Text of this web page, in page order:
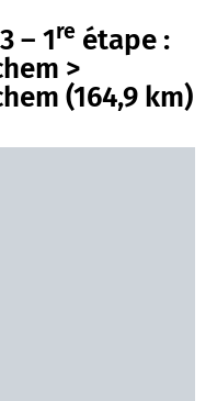
– 1re étape :
>
(164,9 km)